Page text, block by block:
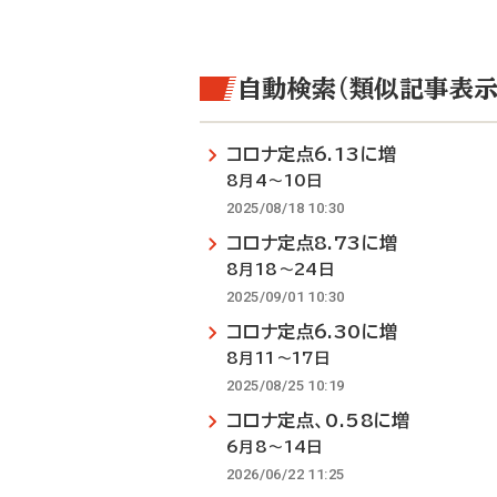
自動検索（類似記事表示
コロナ定点6.13に増
8月4～10日
2025/08/18 10:30
コロナ定点8.73に増
8月18～24日
2025/09/01 10:30
コロナ定点6.30に増
8月11～17日
2025/08/25 10:19
コロナ定点、0.58に増
6月8～14日
2026/06/22 11:25